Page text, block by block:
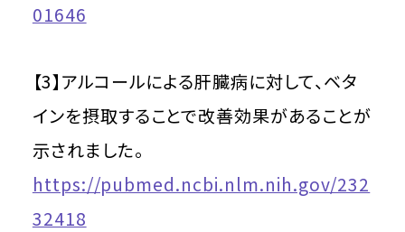
01646
【3】アルコールによる肝臓病に対して、ベタ
インを摂取することで改善効果があることが
示されました。
https://pubmed.ncbi.nlm.nih.gov/232
32418